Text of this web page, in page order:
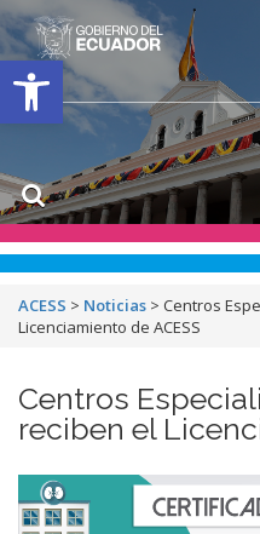
Open toolbar
ACESS > Noticias > Centros
Licenciamiento de ACESS
Centros
reciben el